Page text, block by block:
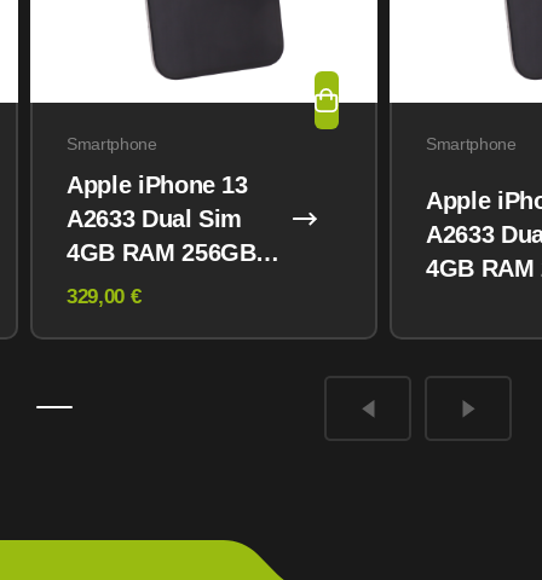
Smartphone
Apple iPhone 13
A2633 Dual Sim
4GB RAM 256GB
Midnight
329,00 €
Smartphone
Apple
A2633
4GB RAM